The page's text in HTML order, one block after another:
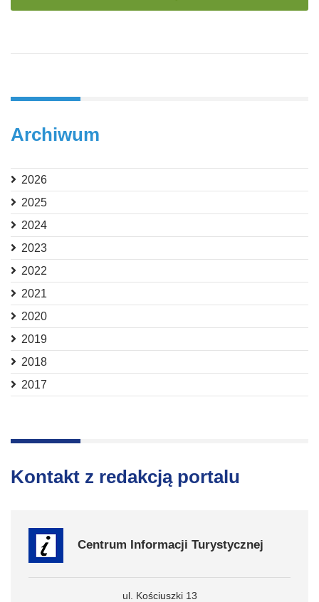
Archiwum
2026
2025
2024
2023
2022
2021
2020
2019
2018
2017
Kontakt z redakcją portalu
Centrum Informacji Turystycznej
ul. Kościuszki 13